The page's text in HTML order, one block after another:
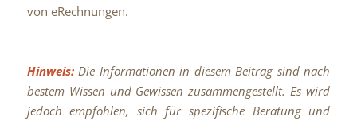
von eRechnungen.
Hinweis: Die Informationen in diesem Beitrag sind nach
bestem Wissen und Gewissen zusammengestellt. Es wird
jedoch empfohlen, sich für spezifische Beratung und